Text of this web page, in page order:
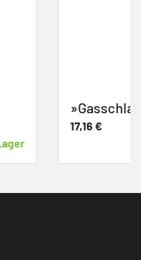
Nolting Art. Nr. 1-